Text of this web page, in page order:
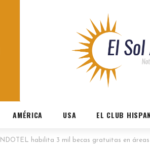
AMÉRICA USA EL CLUB
INDOTEL habilita 3 mil becas gratuitas en